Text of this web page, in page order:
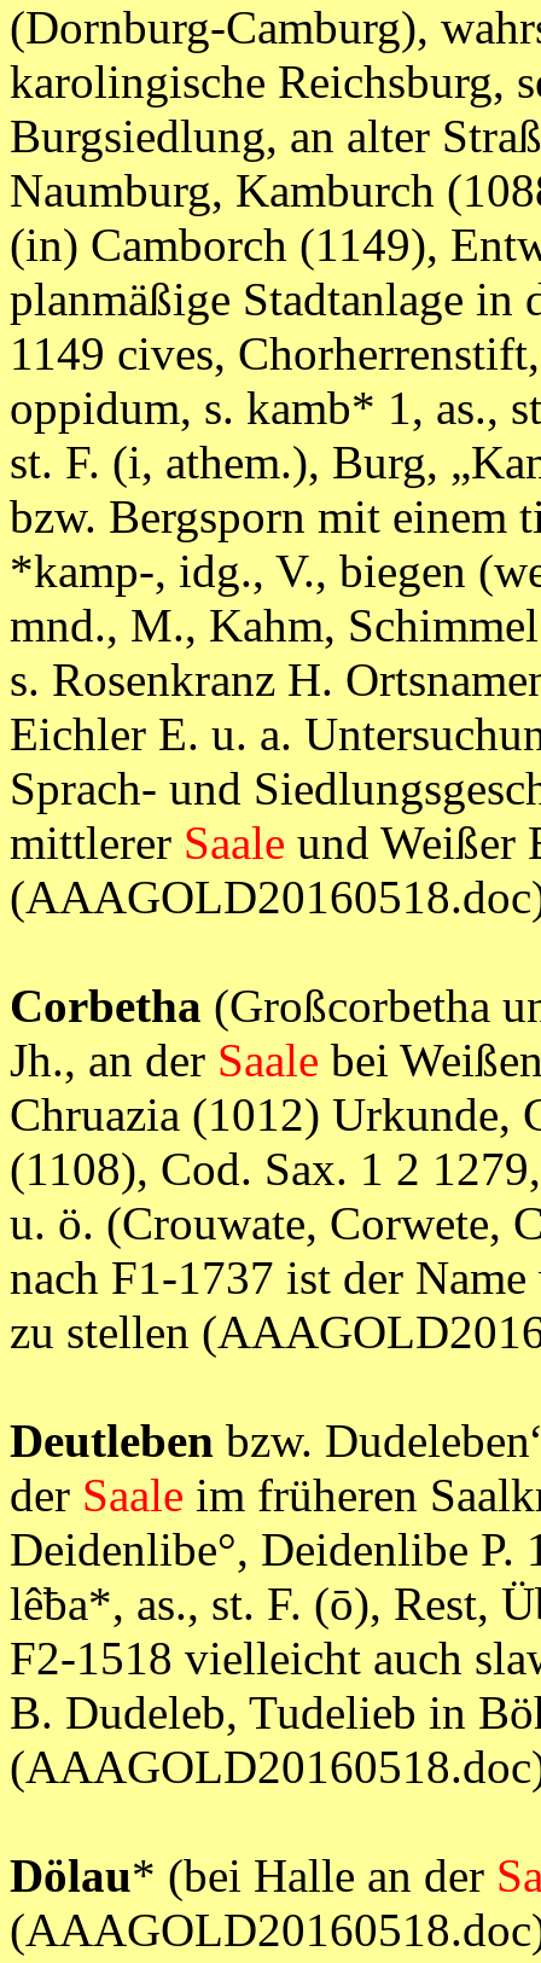
(Dornburg-Camburg),
karolingische Reichsburg,
Burgsiedlung, an alter
Naumburg, Kamburch
(in) Camborch (1149),
planmäßige Stadtanlage in
1149 cives,
oppidum, s. kamb* 1, as.,
st. F. (i, athem.), Burg,
bzw. Bergsporn mit einem
*kamp-, idg., V., biegen
mnd., M., Kahm,
s. Rosenkranz H.
Eichler E. u. a.
Sprach- und
mittlerer Saale und Weißer
Corbetha (Großcorbetha
Jh., an der Saale bei
Chruazia (1012) Urkunde,
(1108), Cod. Sax. 1 2
u. ö. (Crouwate, Corwete,
nach F1-1737 ist der
zu stellen
Deutleben bzw.
der Saale im früheren
Deidenlibe°, Deidenlibe P.
lêƀa*, as., st. F. (ō), Rest,
F2-1518 vielleicht auch
B. Dudeleb, Tudelieb in
Dölau* (bei Halle an der